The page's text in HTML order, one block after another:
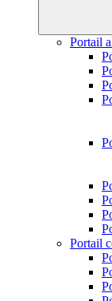
Portail
Portail